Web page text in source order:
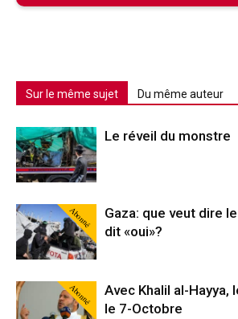
Sur le même sujet Du même auteur
Le réveil du monstre
Abonné
Gaza: que veut dire
dit «oui»?
Abonné
Avec Khalil al-Hayya,
le 7-Octobre